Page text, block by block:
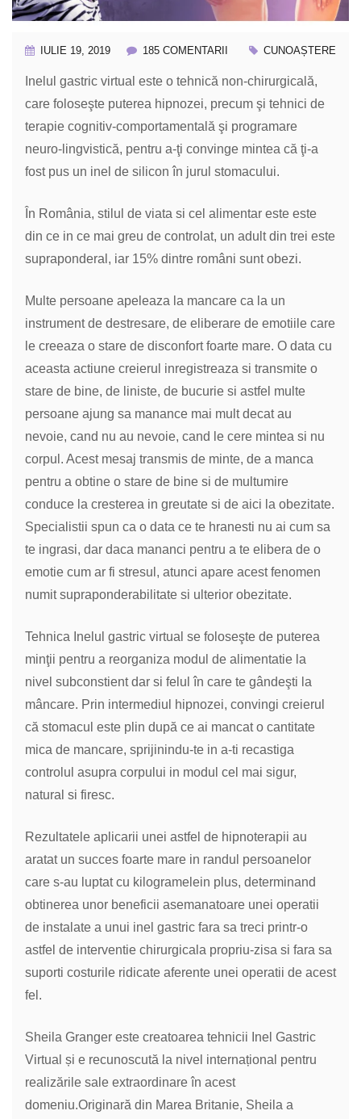
IULIE 19, 2019 185 COMENTARII
185 COMENTARII CUNOAȘTERE
Inelul gastric virtual este o tehnică non-chirurgicală,
care foloseşte puterea hipnozei, precum şi tehnici de
terapie cognitiv-comportamentală şi programare
neuro-lingvistică, pentru a-ţi convinge mintea că ţi-a
fost pus un inel de silicon în jurul stomacului.
În România, stilul de viata si cel alimentar este este
din ce in ce mai greu de controlat, un adult din trei este
supraponderal, iar 15% dintre români sunt obezi.
Multe persoane apeleaza la mancare ca la un
instrument de destresare, de eliberare de emotiile care
le creeaza o stare de disconfort foarte mare. O data cu
aceasta actiune creierul inregistreaza si transmite o
stare de bine, de liniste, de bucurie si astfel multe
persoane ajung sa manance mai mult decat au
nevoie, cand nu au nevoie, cand le cere mintea si nu
corpul. Acest mesaj transmis de minte, de a manca
pentru a obtine o stare de bine si de multumire
conduce la cresterea in greutate si de aici la obezitate.
Specialistii spun ca o data ce te hranesti nu ai cum sa
te ingrasi, dar daca mananci pentru a te elibera de o
emotie cum ar fi stresul, atunci apare acest fenomen
numit supraponderabilitate si ulterior obezitate.
Tehnica Inelul gastric virtual se foloseşte de puterea
minţii pentru a reorganiza modul de alimentatie la
nivel subconstient dar si felul în care te gândeşti la
mâncare. Prin intermediul hipnozei, convingi creierul
că stomacul este plin după ce ai mancat o cantitate
mica de mancare, sprijinindu-te in a-ti recastiga
controlul asupra corpului in modul cel mai sigur,
natural si firesc.
Rezultatele aplicarii unei astfel de hipnoterapii au
aratat un succes foarte mare in randul persoanelor
care s-au luptat cu kilogramelein plus, determinand
obtinerea unor beneficii asemanatoare unei operatii
de instalate a unui inel gastric fara sa treci printr-o
astfel de interventie chirurgicala propriu-zisa si fara sa
suporti costurile ridicate aferente unei operatii de acest
fel.
Sheila Granger este creatoarea tehnicii Inel Gastric
Virtual și e recunoscută la nivel internațional pentru
realizările sale extraordinare în acest
domeniu.Originară din Marea Britanie, Sheila a